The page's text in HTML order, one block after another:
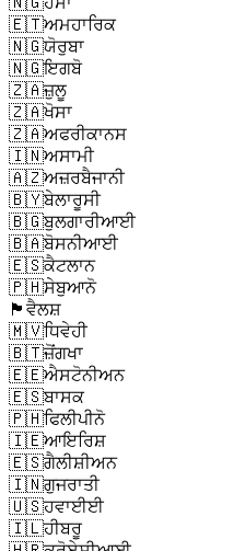
🇪🇹ਅਮਹਾਰਿਕ
🇳🇬ਯੋਰੁਬਾ
🇳🇬ਇਗਬੋ
🇿🇦ਜ਼ੁਲੂ
🇿🇦ਖੋਸਾ
🇿🇦ਅਫਰੀਕਾਨਸ
🇮🇳ਅਸਾਮੀ
🇦🇿ਅਜ਼ਰਬੈਜਾਨੀ
🇧🇾ਬੇਲਾਰੂਸੀ
🇧🇬ਬੁਲਗਾਰੀਆਈ
🇧🇦ਬੋਸਨੀਆਈ
🇪🇸ਕੈਟਲਾਨ
🇵🇭ਸੇਬੁਆਨੋ
🏴󠁧󠁢󠁷󠁬󠁳󠁿 ਵੈਲਸ਼
🇲🇻ਧਿਵੇਹੀ
🇧🇹ਜ਼ੋਂਗਖਾ
🇪🇪ਐਸਟੋਨੀਅਨ
🇪🇸ਬਾਸਕ
🇵🇭ਫਿਲੀਪੀਨੋ
🇮🇪ਆਇਰਿਸ਼
🇪🇸ਗੈਲੀਸ਼ੀਅਨ
🇮🇳ਗੁਜਰਾਤੀ
🇺🇸ਹਵਾਈਈ
🇮🇱ਹੀਬਰੂ